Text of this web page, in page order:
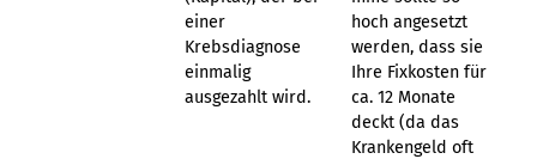
einer
Krebsdiagnose
einmalig
ausgezahlt wird.
hoch angesetzt
werden, dass sie
Ihre Fixkosten für
ca. 12 Monate
deckt (da das
Krankengeld oft